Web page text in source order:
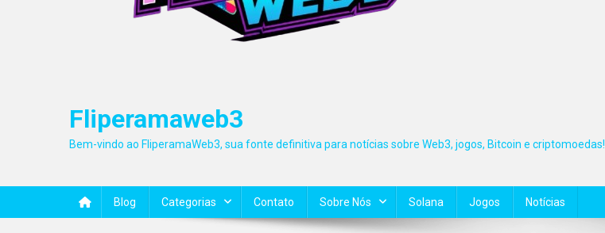
Fliperamaweb3
Bem-vindo ao FliperamaWeb3, sua fonte definitiva para notícias sobre Web3, jogos, Bitcoin e criptomoedas!
Blog Categorias Contato Sobre Nós Solana Jogos Notícias